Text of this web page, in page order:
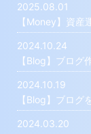
2025.08.01
【Money】資
2024.10.24
【Blog】ブログ
2024.10.19
【Blog】ブログ
2024.03.20